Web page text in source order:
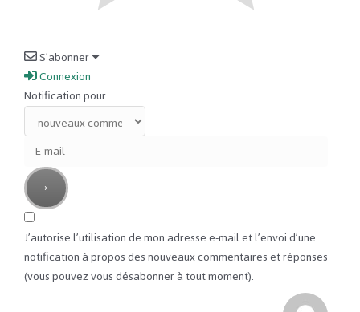
S’abonner
Connexion
Notification pour
J’autorise l’utilisation de mon adresse e-mail et l’envoi d’une
notification à propos des nouveaux commentaires et réponses
(vous pouvez vous désabonner à tout moment).